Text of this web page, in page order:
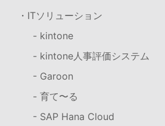
・ITソリューション
- kintone
- kintone人事評価システム
- Garoon
- 育て〜る
- SAP Hana Cloud